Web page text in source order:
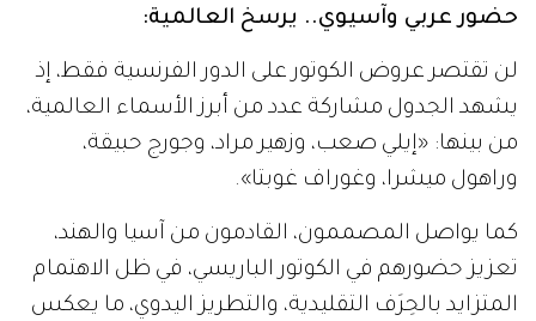
حضور عربي وآسيوي.. يرسخ العالمية:
لن تقتصر عروض الكوتور على الدور الفرنسية فقط، إذ
يشهد الجدول مشاركة عدد من أبرز الأسماء العالمية،
من بينها: «إيلي صعب، وزهير مراد، وجورج حبيقة،
وراهول ميشرا، وغوراف غوبتا».
كما يواصل المصممون، القادمون من آسيا والهند،
تعزيز حضورهم في الكوتور الباريسي، في ظل الاهتمام
المتزايد بالحِرَف التقليدية، والتطريز اليدوي، ما يعكس